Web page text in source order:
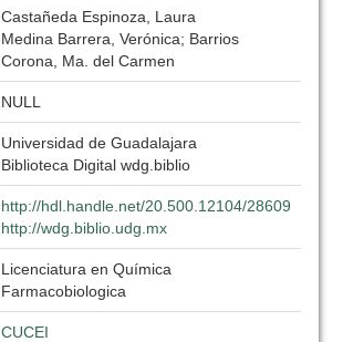
Castañeda Espinoza, Laura
Medina Barrera, Verónica; Barrios
Corona, Ma. del Carmen
NULL
Universidad de Guadalajara
Biblioteca Digital wdg.biblio
http://hdl.handle.net/20.500.12104/28609
http://wdg.biblio.udg.mx
Licenciatura en Química
Farmacobiologica
CUCEI